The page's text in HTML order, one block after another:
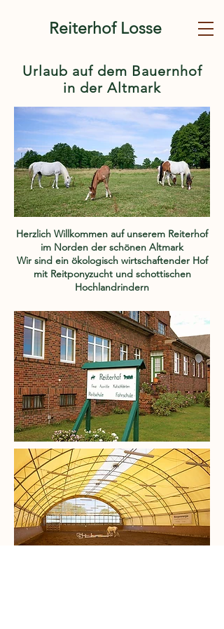
Reiterhof Losse
Urlaub auf dem Bauernhof
in der Altmark
Herzlich Willkommen auf unserem Reiterhof
im Norden der schönen Altmark
Wir sind ein ökologisch wirtschaftender Hof
mit Reitponyzucht und schottischen
Hochlandrindern